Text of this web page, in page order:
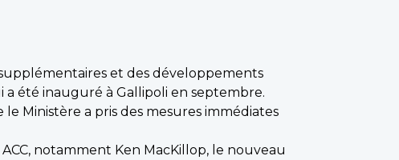
et des développements
été inauguré à Gallipoli en septembre.
Ministère a pris des mesures immédiates
notamment Ken MacKillop, le nouveau